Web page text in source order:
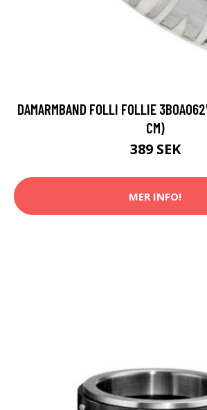
DAMARMBAND FOLLI FOLLIE
CM)
389 SEK
MER INFO!